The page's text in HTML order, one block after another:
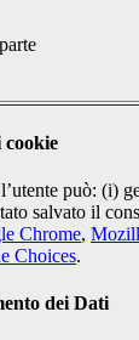
può: (i)
salvato il
Chrome,
Choices.
dei Dati